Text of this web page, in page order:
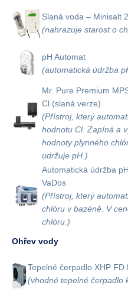
Slaná voda – Minisalt
(nahrazuje starost o
pH Automat
(automatická údržba
Mr. Pure Premium
Cl (slaná verze)
(Přístroj, který
hodnotu Cl. Zapíná a
hodnoty plynného
udržuje pH.)
Automatická údržba
VaDos
(Přístroj, který
chlóru v bazéně. V
chlóru.)
Ohřev vody
Tepelné čerpadlo XHP FD
(vhodné tepelné čerpadlo